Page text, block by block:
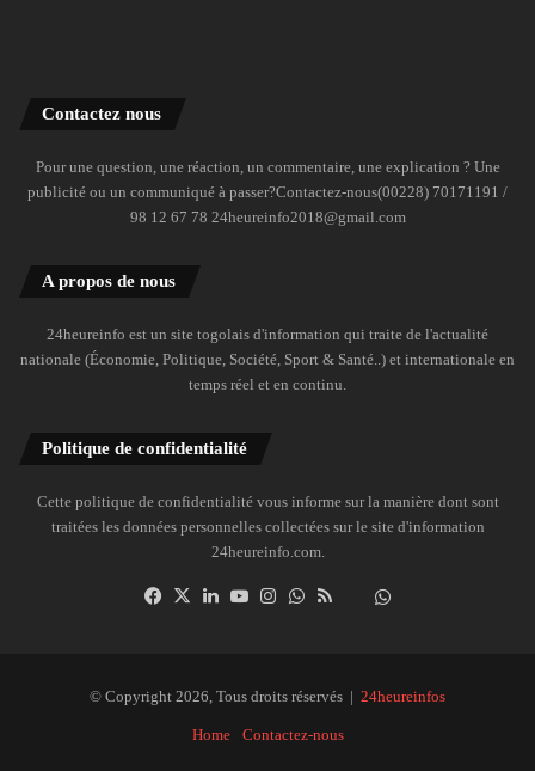
Contactez nous
Pour une question, une réaction, un commentaire, une explication ? Une
publicité ou un communiqué à passer?Contactez-nous(00228) 70171191 /
98 12 67 78 24heureinfo2018@gmail.com
A propos de nous
24heureinfo est un site togolais d'information qui traite de l'actualité
nationale (Économie, Politique, Société, Sport & Santé..) et internationale en
temps réel et en continu.
Politique de confidentialité
Cette politique de confidentialité vous informe sur la manière dont sont
traitées les données personnelles collectées sur le site d'information
24heureinfo.com.
Facebook
X LinkedinYouTubeInstagramWhatsAppDailymotion
© Copyright 2026, Tous droits réservés | 24heureinfos
Home Contactez-nous